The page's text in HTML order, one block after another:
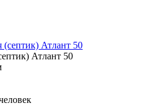
Атлант 50